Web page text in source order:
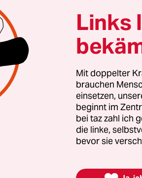
der rot-schwarzen Koalition
am
es ist nur noch eine
muss. Die Ära Wowereit
ist auch gut so.
Links
Mit doppelter
brauchen
einsetzen,
beginnt im
bei taz zahl ich
die linke,
bevor sie